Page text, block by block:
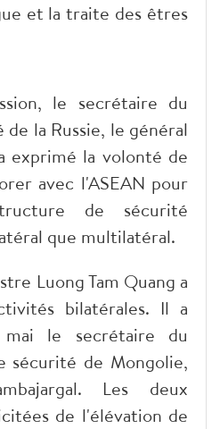
et la traite des êtres
le secrétaire du
la Russie, le général
exprimé la volonté de
avec l'ASEAN pour
de sécurité
que multilatéral.
Luong Tam Quang a
bilatérales. Il a
le secrétaire du
sécurité de Mongolie,
Les deux
de l'élévation de